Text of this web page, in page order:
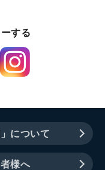
する
について
様へ